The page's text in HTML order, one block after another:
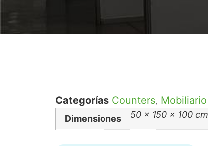
Categorías Counters, Mobiliario
Dimensiones 50 × 150 × 100 cm